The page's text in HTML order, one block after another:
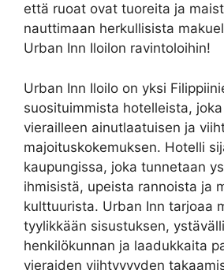
että ruoat ovat tuoreita ja
nauttimaan herkullisista
Urban Inn Iloilon ravintoloihin!
Urban Inn Iloilo on yksi
suosituimmista hotelleista,
vierailleen ainutlaatuisen ja
majoituskokemuksen. Hotelli
kaupungissa, joka tunnetaan
ihmisistä, upeista rannoista ja
kulttuurista. Urban Inn tarjoaa
tyylikkään sisustuksen,
henkilökunnan ja laadukkaita
vieraiden viihtyvyyden